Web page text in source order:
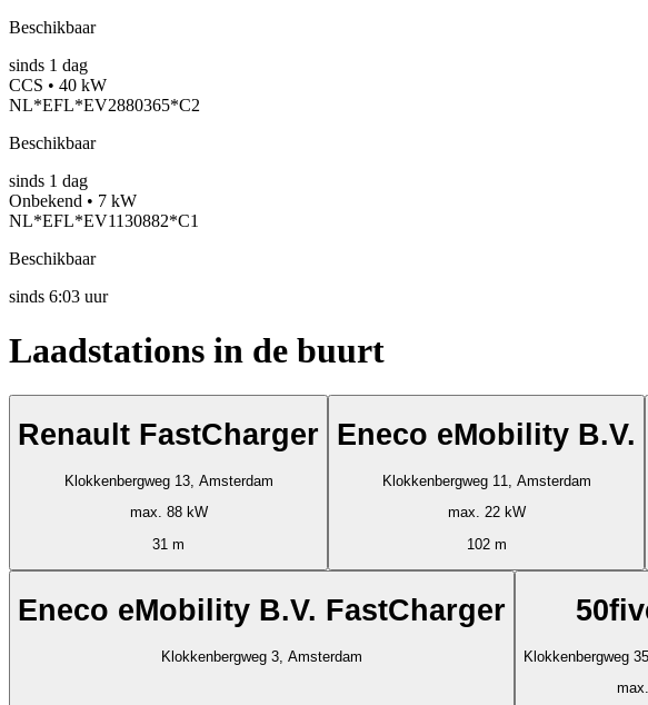
Beschikbaar
sinds 1 dag
CCS • 40 kW
NL*EFL*EV2880365*C2
Beschikbaar
sinds 1 dag
Onbekend • 7 kW
NL*EFL*EV1130882*C1
Beschikbaar
sinds 6:03 uur
Laadstations in de buurt
Renault FastCharger
Klokkenbergweg 13, Amsterdam
max. 88 kW
31 m
Eneco eMobility B.V.
Klokkenbergweg 11, Amsterdam
max. 22 kW
102 m
Eneco eMobility B.V. FastCharger
Klokkenbergweg 3, Amsterdam
Klokkenbergweg